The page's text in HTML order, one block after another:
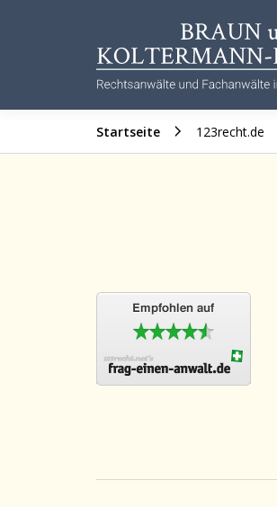
Startseite 123recht.de